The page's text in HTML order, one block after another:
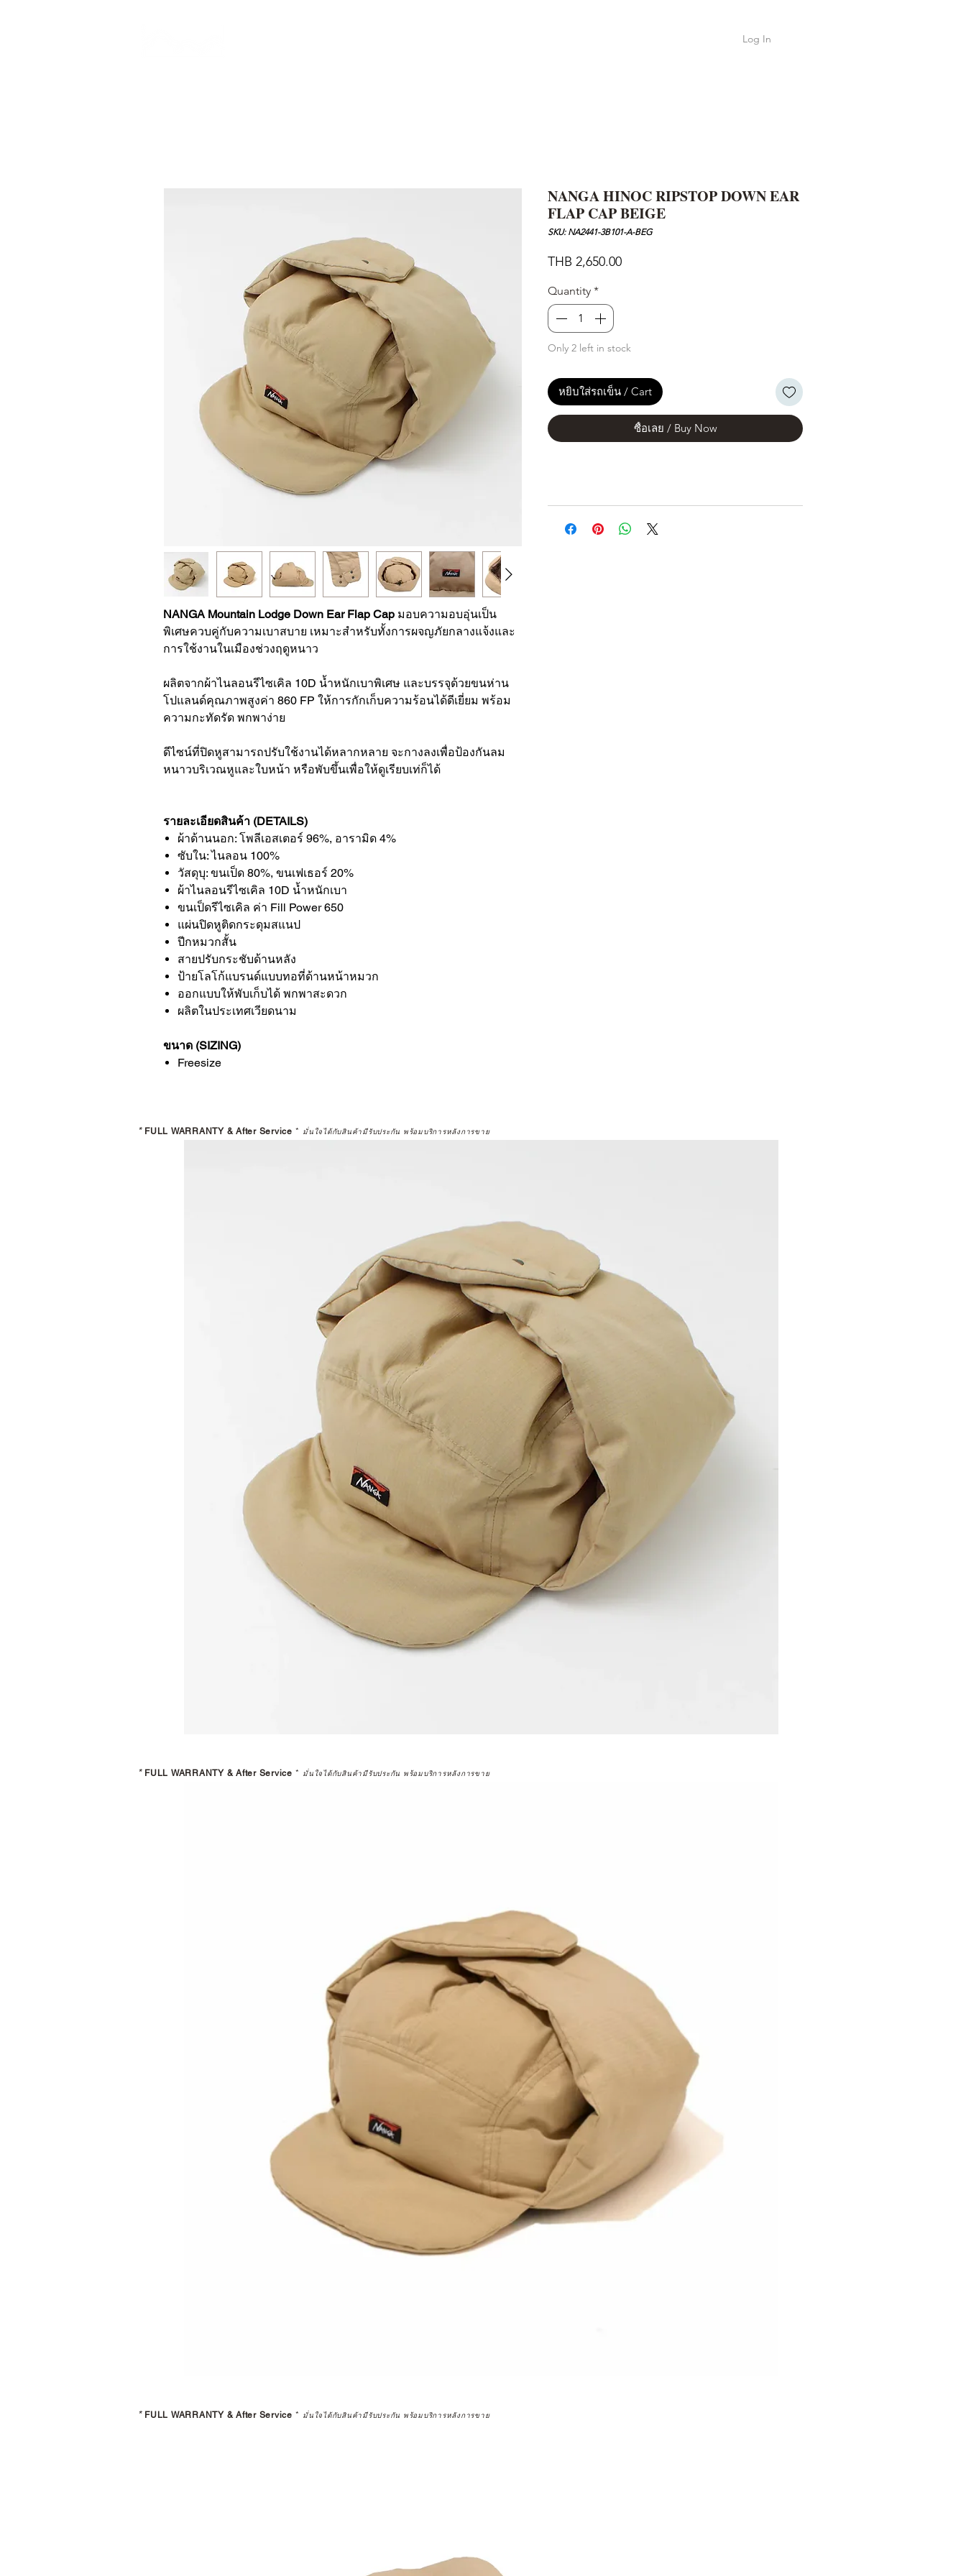
Log In
NANGA Mountain Lodge Down Ear Flap Cap มอบความอบอุ่นเป็น
พิเศษควบคู่กับความเบาสบาย เหมาะสำหรับทั้งการผจญภัยกลางแจ้งและ
การใช้งานในเมืองช่วงฤดูหนาว
ผลิตจากผ้าไนลอนรีไซเคิล 10D น้ำหนักเบาพิเศษ และบรรจุด้วยขนห่าน
โปแลนด์คุณภาพสูงค่า 860 FP ให้การกักเก็บความร้อนได้ดีเยี่ยม พร้อม
ความกะทัดรัด พกพาง่าย
ดีไซน์ที่ปิดหูสามารถปรับใช้งานได้หลากหลาย จะกางลงเพื่อป้องกันลม
หนาวบริเวณหูและใบหน้า หรือพับขึ้นเพื่อให้ดูเรียบเท่ก็ได้
รายละเอียดสินค้า (DETAILS)
ผ้าด้านนอก: โพลีเอสเตอร์ 96%, อารามิด 4%
ซับใน: ไนลอน 100%
วัสดุบุ: ขนเป็ด 80%, ขนเฟเธอร์ 20%
ผ้าไนลอนรีไซเคิล 10D น้ำหนักเบา
ขนเป็ดรีไซเคิล ค่า Fill Power 650
แผ่นปิดหูติดกระดุมสแนป
ปีกหมวกสั้น
สายปรับกระชับด้านหลัง
ป้ายโลโก้แบรนด์แบบทอที่ด้านหน้าหมวก
ออกแบบให้พับเก็บได้ พกพาสะดวก
ผลิตในประเทศเวียดนาม
ขนาด (SIZING)
Freesize
NANGA HINOC RIPSTOP DOWN EAR
FLAP CAP BEIGE
SKU: NA2441-3B101-A-BEG
THB 2,650.00Price
Quantity *
Only 2 left in stock
หยิบใส่รถเข็น / Cart
ซื้อเลย / Buy Now
* FULL WARRANTY & After Service * มั่นใจได้กับสินค้ามีรับประกัน พร้อมบริการหลังการขาย
* FULL WARRANTY & After Service * มั่นใจได้กับสินค้ามีรับประกัน พร้อมบริการหลังการขาย
* FULL WARRANTY & After Service * มั่นใจได้กับสินค้ามีรับประกัน พร้อมบริการหลังการขาย